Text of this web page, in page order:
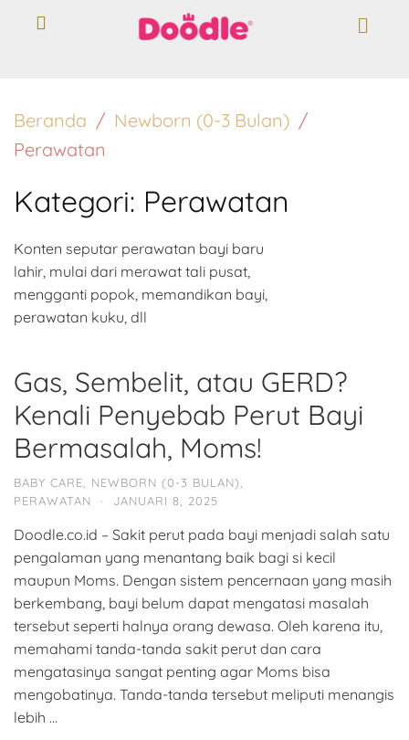
Beranda
Newborn (0-3 Bulan)
Perawatan
Kategori: Perawatan
Konten seputar perawatan bayi baru
lahir, mulai dari merawat tali pusat,
mengganti popok, memandikan bayi,
perawatan kuku, dll
Gas, Sembelit, atau GERD?
Kenali Penyebab Perut Bayi
Bermasalah, Moms!
BABY CARE NEWBORN (0-3 BULAN)
PERAWATAN
· JANUARI 8, 2025
Doodle.co.id – Sakit perut pada bayi menjadi salah satu
pengalaman yang menantang baik bagi si kecil
maupun Moms. Dengan sistem pencernaan yang masih
berkembang, bayi belum dapat mengatasi masalah
tersebut seperti halnya orang dewasa. Oleh karena itu,
memahami tanda-tanda sakit perut dan cara
mengatasinya sangat penting agar Moms bisa
mengobatinya. Tanda-tanda tersebut meliputi menangis
lebih …